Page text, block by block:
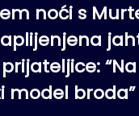
noći s
model broda”